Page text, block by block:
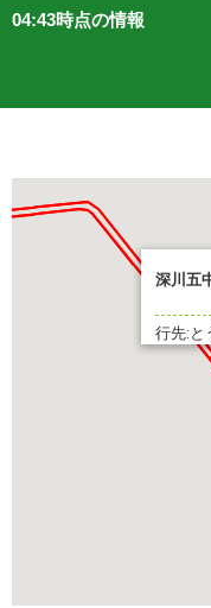
04:43時点の情報
深川五
行先:と